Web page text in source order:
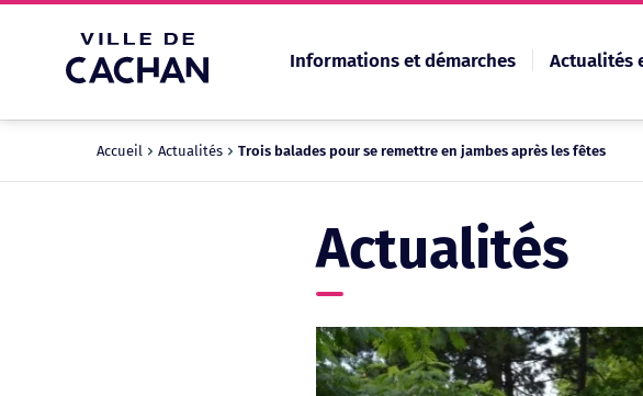
Informations et démarches Actualités
Accueil Actualités Trois balades pour se remettre en jambes après les fêtes
Actualités